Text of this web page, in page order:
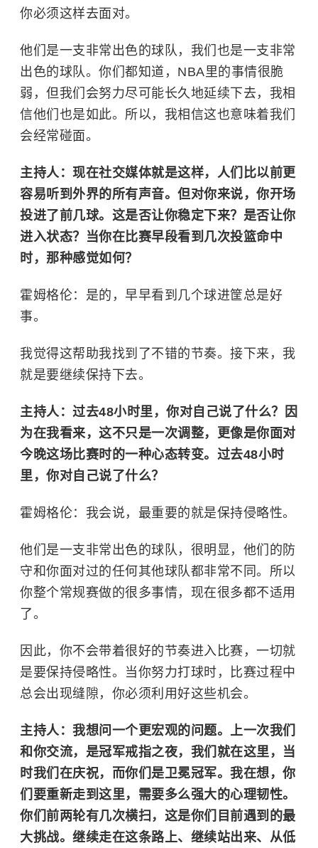
你必须这样去面对。
他们是一支非常出色的球队，我们也是一支非常
出色的球队。你们都知道， NBA里的事情很脆
弱，但我们会努力尽可能长久地延续下去，我相
信他们也是如此。所以，我相信这也意味着我们
会经常碰面。
主持人：现在社交媒体就是这样，人们比以前更
容易听到外界的所有声音。但对你来说，你开场
投进了前几球。这是否让你稳定下来？是否让你
进入状态？当你在比赛早段看到几次投篮命中
时，那种感觉如何？
霍姆格伦：是的，早早看到几个球进筐总是好
事。
我觉得这帮助我找到了不错的节奏。接下来，我
就是要继续保持下去。
主持人：过去48小时里，你对自己说了什么？因
为在我看来，这不只是一次调整，更像是你面对
今晚这场比赛时的一种心态转变。过去48小时
里，你对自己说了什么？
霍姆格伦：我会说，最重要的就是保持侵略性。
他们是一支非常出色的球队，很明显，他们的防
守和你面对过的任何其他球队都非常不同。所以
你整个常规赛做的很多事情，现在很多都不适用
了。
因此，你不会带着很好的节奏进入比赛，一切就
是要保持侵略性。当你努力打球时，比赛过程中
总会出现缝隙，你必须利用好这些机会。
主持人：我想问一个更宏观的问题。上一次我们
和你交流，是冠军戒指之夜，我们就在这里，当
时我们在庆祝，而你们是卫冕冠军。我在想，你
们要重新走到这里，需要多么强大的心理韧性。
你们前两轮有几次横扫，这是你们目前遇到的最
大挑战。继续走在这条路上、继续站出来、从低